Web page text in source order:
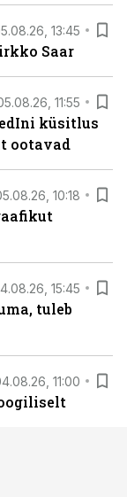
13:45
Saar
11:55
küsitlus
ootavad
10:18
15:45
tuleb
11:00